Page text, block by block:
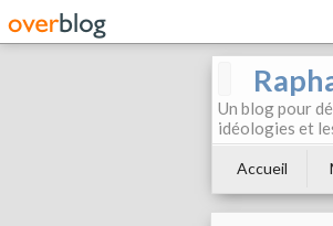
Un blog pour
idéologies et
Accueil